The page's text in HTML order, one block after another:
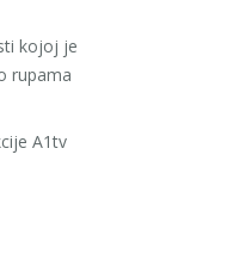
kojoj je
rupama
A1tv